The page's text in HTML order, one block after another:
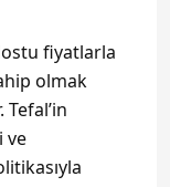
fiyatlarla
olmak
ve